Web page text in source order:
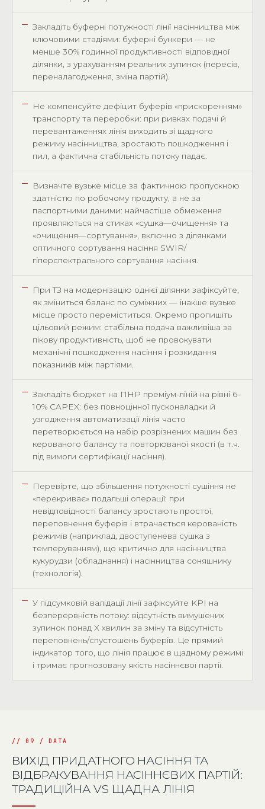
Закладіть буферні потужності лінії насінництва між
ключовими стадіями: буферні бункери — не
менше 30% годинної продуктивності відповідної
ділянки, з урахуванням реальних зупинок (пересів,
переналагодження, зміна партій).
Не компенсуйте дефіцит буферів «прискоренням»
транспорту та переробки: при ривках подачі й
перевантаженнях лінія виходить зі щадного
режиму насінництва, зростають пошкодження і
пил, а фактична стабільність потоку падає.
Визначте вузьке місце за фактичною пропускною
здатністю по робочому продукту, а не за
паспортними даними: найчастіше обмеження
проявляються на стиках «сушка—очищення» та
«очищення—сортування», включно з ділянками
оптичного сортування насіння SWIR/
гіперспектрального сортування насіння.
При ТЗ на модернізацію однієї ділянки зафіксуйте,
як зміниться баланс по суміжних — інакше вузьке
місце просто переміститься. Окремо пропишіть
цільовий режим: стабільна подача важливіша за
пікову продуктивність, щоб не провокувати
механічні пошкодження насіння і розкидання
показників між партіями.
Закладіть бюджет на ПНР преміум-ліній на рівні 6–
10% CAPEX: без повноцінної пусконаладки й
узгодження автоматизації лінія часто
перетворюється на набір розрізнених машин без
керованого балансу та повторюваної якості (в т.ч.
під вимоги сертифікації насіння).
Перевірте, що збільшення потужності сушіння не
«перекриває» подальші операції: при
невідповідності балансу зростають простої,
переповнення буферів і втрачається керованість
режимів (наприклад, двоступенева сушка з
темперуванням), що критично для насінництва
кукурудзи (обладнання) і насінництва соняшнику
(технологія).
У підсумковій валідації лінії зафіксуйте KPI на
безперервність потоку: відсутність вимушених
зупинок понад X хвилин за зміну та відсутність
переповнень/спустошень буферів. Це прямий
індикатор того, що лінія працює в щадному режимі
і тримає прогнозовану якість насіннєвої партії.
ВИХІД ПРИДАТНОГО НАСІННЯ ТА
ВІДБРАКУВАННЯ НАСІННЄВИХ ПАРТІЙ:
ТРАДИЦІЙНА VS ЩАДНА ЛІНІЯ